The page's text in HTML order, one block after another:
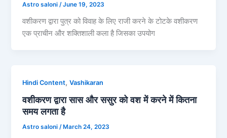
Astro saloni /June 19, 2023
वशीकरण द्वारा पुत्र को विवाह के लिए राजी करने के टोटके वशीकरण
एक प्राचीन और शक्तिशाली कला है जिसका उपयोग
Hindi Content,Vashikaran
वशीकरण द्वारा सास और ससुर को वश में करने में कितना
समय लगता है
Astro saloni/ March 24, 2023